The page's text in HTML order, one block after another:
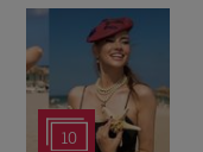
10